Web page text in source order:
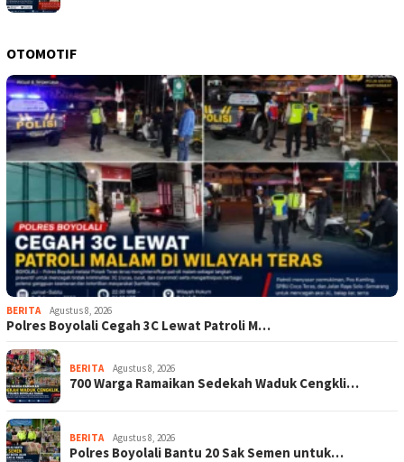
OTOMOTIF
BERITA Agustus 8, 2026
Polres Boyolali Cegah 3C Lewat Patroli M…
BERITA Agustus 8, 2026
700 Warga Ramaikan Sedekah Waduk Cengkli…
BERITA Agustus 8, 2026
Polres Boyolali Bantu 20 Sak Semen untuk…